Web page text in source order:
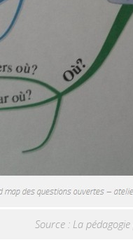
Source : La